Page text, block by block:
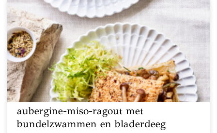
aubergine-miso-ragout met
bundelzwammen en bladerdeeg